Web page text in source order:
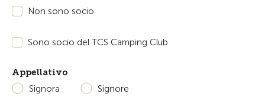
Non sono socio
Sono socio del TCS Camping Club
Appellativo
Signora
Signore